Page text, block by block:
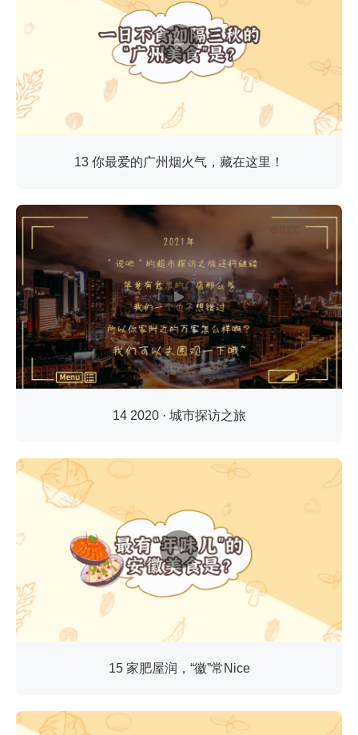
13 你最爱的广州烟火气，藏在这里！
14 2020 · 城市探访之旅
15 家肥屋润，“徽”常Nice